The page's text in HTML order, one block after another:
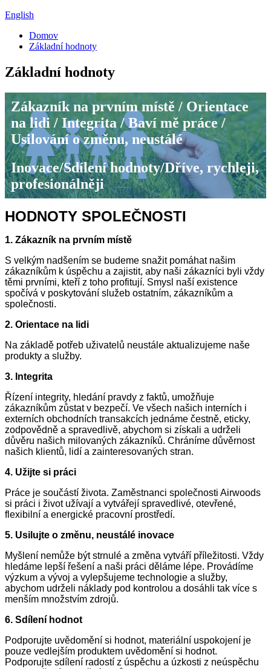
English
Domov
Základní hodnoty
Základní hodnoty
Zákazník na prvním místě / Orientace
na lidi / Integrita / Baví mě práce /
Usilování o změnu, neustálé
Inovace/Sdílení hodnoty/Dříve, rychleji,
profesionálněji
HODNOTY SPOLEČNOSTI
1. Zákazník na prvním místě
S velkým nadšením se budeme snažit pomáhat našim
zákazníkům k úspěchu a zajistit, aby naši zákazníci byli vždy
těmi prvními, kteří z toho profitují. Smysl naší existence
spočívá v poskytování služeb ostatním, zákazníkům a
společnosti.
2. Orientace na lidi
Na základě potřeb uživatelů neustále aktualizujeme naše
produkty a služby.
3. Integrita
Řízení integrity, hledání pravdy z faktů, umožňuje
zákazníkům zůstat v bezpečí. Ve všech našich interních i
externích obchodních transakcích jednáme čestně, eticky,
zodpovědně a spravedlivě, abychom si získali a udrželi
důvěru našich milovaných zákazníků. Chráníme důvěrnost
našich klientů, lidí a zainteresovaných stran.
4. Užijte si práci
Práce je součástí života. Zaměstnanci společnosti Airwoods
si práci i život užívají a vytvářejí spravedlivé, otevřené,
flexibilní a energické pracovní prostředí.
5. Usilujte o změnu, neustálé inovace
Myšlení nemůže být strnulé a změna vytváří příležitosti. Vždy
hledáme lepší řešení a naši práci děláme lépe. Provádíme
výzkum a vývoj a vylepšujeme technologie a služby,
abychom udrželi náklady pod kontrolou a dosáhli tak více s
menším množstvím zdrojů.
6. Sdílení hodnot
Podporujte uvědomění si hodnot, materiální uspokojení je
pouze vedlejším produktem uvědomění si hodnot.
Podporujte sdílení radostí z úspěchu a úzkosti z neúspěchu